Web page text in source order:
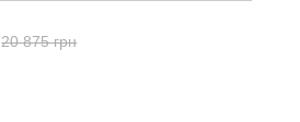
20 875 грн